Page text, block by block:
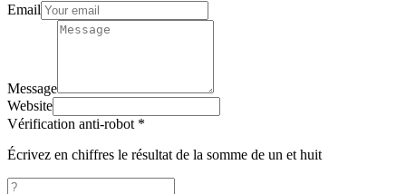
Email
Message
Website
Vérification anti-robot *
Écrivez en chiffres le résultat de la somme de un et huit